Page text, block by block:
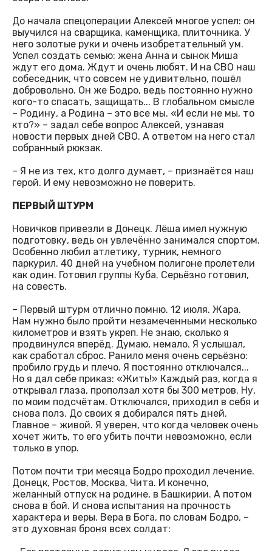
До начала спецоперации Алексей многое успел: он
выучился на сварщика, каменщика, плиточника. У
него золотые руки и очень изобретательный ум.
Успел создать семью: жена Анна и сынок Миша
ждут его дома. Ждут и очень любят. И на СВО наш
собеседник, что совсем не удивительно, пошёл
добровольно. Он же Бодро, ведь постоянно нужно
кого-то спасать, защищать... В глобальном смысле
– Родину, а Родина – это все мы. «И если не мы, то
кто?» – задал себе вопрос Алексей, узнавая
новости первых дней СВО. А ответом на него стал
собранный рюкзак.
– Я не из тех, кто долго думает, – признаётся наш
герой. И ему невозможно не поверить.
ПЕРВЫЙ ШТУРМ
Новичков привезли в Донецк. Лёша имел нужную
подготовку, ведь он увлечённо занимался спортом.
Особенно любил атлетику, турник, немного
паркурил. 40 дней на учебном полигоне пролетели
как один. Готовил группы Куба. Серьёзно готовил,
на совесть.
– Первый штурм отлично помню. 12 июля. Жара.
Нам нужно было пройти незамеченными несколько
километров и взять укреп. Не знаю, сколько я
продвинулся вперёд. Думаю, немало. Я услышал,
как сработал сброс. Ранило меня очень серьёзно:
пробило грудь и плечо. Я постоянно отключался...
Но я дал себе приказ: «Жить!» Каждый раз, когда я
открывал глаза, проползал хотя бы 300 метров. Ну,
по моим подсчётам. Отключался, приходил в себя и
снова полз. До своих я добирался пять дней.
Главное – живой. Я уверен, что когда человек очень
хочет жить, то его убить почти невозможно, если
только в упор.
Потом почти три месяца Бодро проходил лечение.
Донецк, Ростов, Москва, Чита. И конечно,
желанный отпуск на родине, в Башкирии. А потом
снова в бой. И снова испытания на прочность
характера и веры. Вера в Бога, по словам Бодро, –
это духовная броня всех солдат: